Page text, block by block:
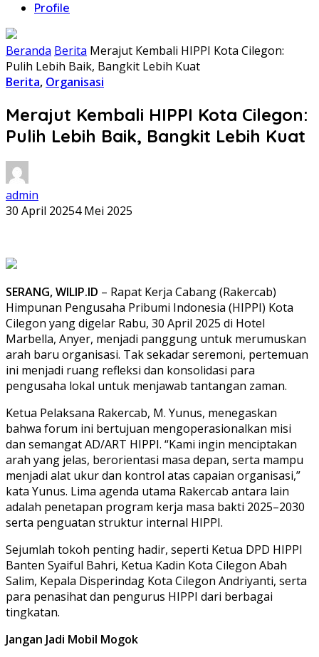
Profile
Beranda Berita Merajut Kembali HIPPI Kota Cilegon:
Pulih Lebih Baik, Bangkit Lebih Kuat
Berita, Organisasi
Merajut Kembali HIPPI Kota Cilegon:
Pulih Lebih Baik, Bangkit Lebih Kuat
admin
30 April 20254 Mei 2025
SERANG, WILIP.ID – Rapat Kerja Cabang (Rakercab)
Himpunan Pengusaha Pribumi Indonesia (HIPPI) Kota
Cilegon yang digelar Rabu, 30 April 2025 di Hotel
Marbella, Anyer, menjadi panggung untuk merumuskan
arah baru organisasi. Tak sekadar seremoni, pertemuan
ini menjadi ruang refleksi dan konsolidasi para
pengusaha lokal untuk menjawab tantangan zaman.
Ketua Pelaksana Rakercab, M. Yunus, menegaskan
bahwa forum ini bertujuan mengoperasionalkan misi
dan semangat AD/ART HIPPI. “Kami ingin menciptakan
arah yang jelas, berorientasi masa depan, serta mampu
menjadi alat ukur dan kontrol atas capaian organisasi,”
kata Yunus. Lima agenda utama Rakercab antara lain
adalah penetapan program kerja masa bakti 2025–2030
serta penguatan struktur internal HIPPI.
Sejumlah tokoh penting hadir, seperti Ketua DPD HIPPI
Banten Syaiful Bahri, Ketua Kadin Kota Cilegon Abah
Salim, Kepala Disperindag Kota Cilegon Andriyanti, serta
para penasihat dan pengurus HIPPI dari berbagai
tingkatan.
Jangan Jadi Mobil Mogok